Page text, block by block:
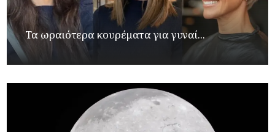
Τα ωραιότερα κουρέματα για γυναί...